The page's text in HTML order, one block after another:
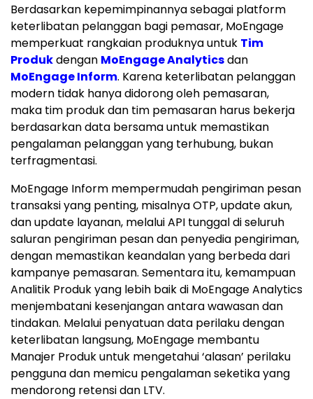
Berdasarkan kepemimpinannya sebagai platform
keterlibatan pelanggan bagi pemasar, MoEngage
memperkuat rangkaian produknya untuk Tim
Produkdengan MoEngage Analyticsdan
MoEngage Inform. Karena keterlibatan pelanggan
modern tidak hanya didorong oleh pemasaran,
maka tim produk dan tim pemasaran harus bekerja
berdasarkan data bersama untuk memastikan
pengalaman pelanggan yang terhubung, bukan
terfragmentasi.
MoEngage Inform mempermudah pengiriman pesan
transaksi yang penting, misalnya OTP, update akun,
dan update layanan, melalui API tunggal di seluruh
saluran pengiriman pesan dan penyedia pengiriman,
dengan memastikan keandalan yang berbeda dari
kampanye pemasaran. Sementara itu, kemampuan
Analitik Produk yang lebih baik di MoEngage Analytics
menjembatani kesenjangan antara wawasan dan
tindakan. Melalui penyatuan data perilaku dengan
keterlibatan langsung, MoEngage membantu
Manajer Produk untuk mengetahui ‘alasan’ perilaku
pengguna dan memicu pengalaman seketika yang
mendorong retensi dan LTV.